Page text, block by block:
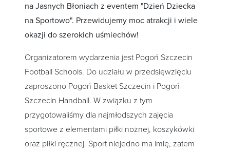
na Jasnych Błoniach z eventem "Dzień Dziecka
na Sportowo". Przewidujemy moc atrakcji i wiele
okazji do szerokich uśmiechów!
Organizatorem wydarzenia jest Pogoń Szczecin
Football Schools. Do udziału w przedsięwzięciu
zaproszono Pogoń Basket Szczecin i Pogoń
Szczecin Handball. W związku z tym
przygotowaliśmy dla najmłodszych zajęcia
sportowe z elementami piłki nożnej, koszykówki
oraz piłki ręcznej. Sport niejedno ma imię, zatem